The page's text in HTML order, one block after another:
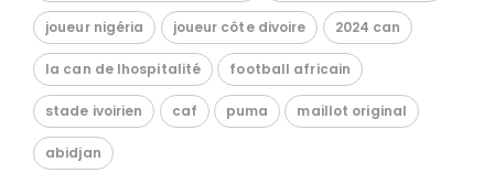
joueur nigéria joueur côte divoire 2024 can
la can de lhospitalité football africain
stade ivoirien caf puma maillot original
abidjan